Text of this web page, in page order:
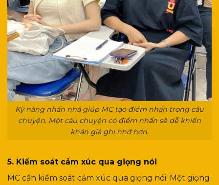
Kỹ năng nhấn nhá giúp MC tạo điểm nhấn trong câu
chuyện. Một câu chuyện có điểm nhấn sẽ dễ khiến
khán giả ghi nhớ hơn.
5. Kiểm soát cảm xúc qua giọng nói
MC cần kiểm soát cảm xúc qua giọng nói. Một giọng